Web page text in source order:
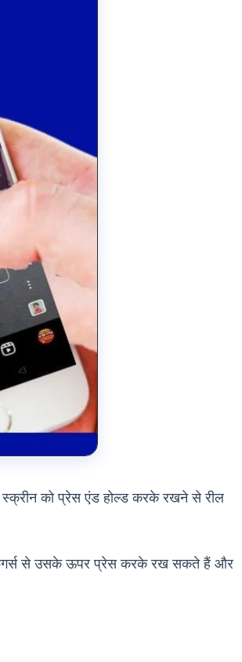
को प्रेस एंड होल्ड करके रखने से रील
से उसके ऊपर प्रेस करके रख सकते हैं और